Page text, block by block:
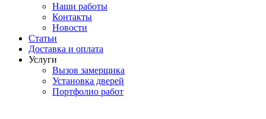
Наши работы
Контакты
Новости
Статьи
Доставка и оплата
Услуги
Вызов замерщика
Установка дверей
Портфолио работ